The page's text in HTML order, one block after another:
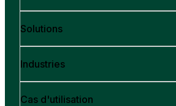
Solutions
Industries
Cas d'utilisation